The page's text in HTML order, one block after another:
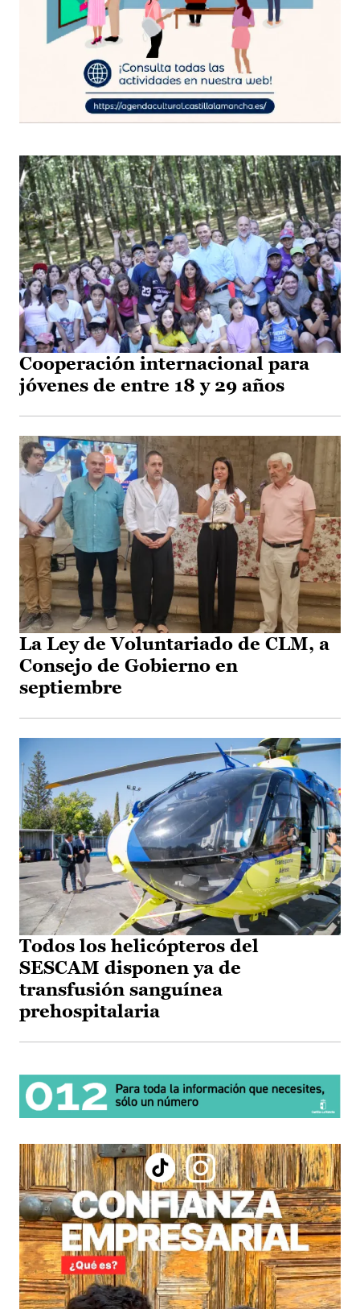
Cooperación internacional para
jóvenes de entre 18 y 29 años
La Ley de Voluntariado de CLM, a
Consejo de Gobierno en
septiembre
Todos los helicópteros del
SESCAM disponen ya de
transfusión sanguínea
prehospitalaria